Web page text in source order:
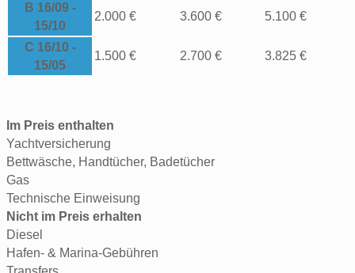
B 16/09 -
15/10
2.000 € 3.600 € 5.100 €
C 16/10 -
15/05
1.500 € 2.700 € 3.825 €
Im Preis enthalten
Yachtversicherung
Bettwäsche, Handtücher, Badetücher
Gas
Technische Einweisung
Nicht im Preis erhalten
Diesel
Hafen- & Marina-Gebühren